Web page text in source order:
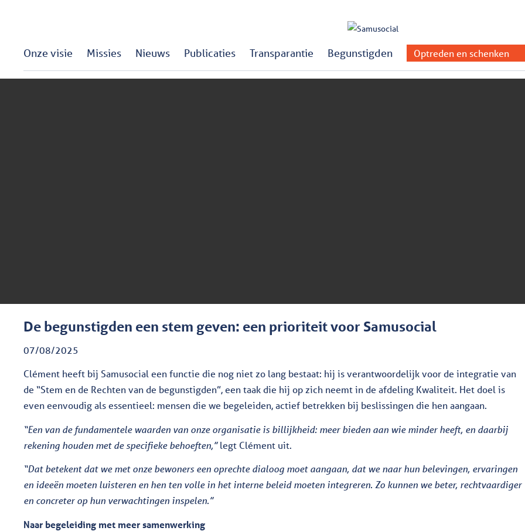
Onze visie Missies Nieuws Publicaties Transparantie Begunstigden Optreden en schenken
De begunstigden een stem geven: een prioriteit voor Samusocial
07/08/2025
Clément heeft bij Samusocial een functie die nog niet zo lang bestaat: hij is verantwoordelijk voor de integratie van
de “Stem en de Rechten van de begunstigden”, een taak die hij op zich neemt in de afdeling Kwaliteit. Het doel is
even eenvoudig als essentieel: mensen die we begeleiden, actief betrekken bij beslissingen die hen aangaan.
“Een van de fundamentele waarden van onze organisatie is billijkheid: meer bieden aan wie minder heeft, en daarbij
rekening houden met de specifieke behoeften,”legt Clément uit.
“Dat betekent dat we met onze bewoners een oprechte dialoog moet aangaan, dat we naar hun belevingen, ervaringen
en ideeën moeten luisteren en hen ten volle in het interne beleid moeten integreren. Zo kunnen we beter, rechtvaardiger
en concreter op hun verwachtingen inspelen.”
Naar begeleiding met meer samenwerking